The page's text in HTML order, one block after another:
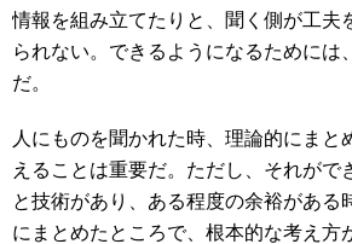
情報を組み立てたりと、聞く側が工夫
られない。できるようになるためには
だ。
人にものを聞かれた時、理論的にまと
えることは重要だ。ただし、それがで
と技術があり、ある程度の余裕がある
にまとめたところで、根本的な考え方